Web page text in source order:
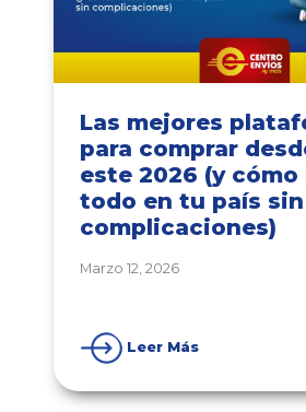
Las mejores
para comprar
este 2026 (y
todo en tu país sin
complicaciones)
Marzo 12, 2026
Leer Más